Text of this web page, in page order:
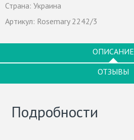
Страна: Украина
Артикул: Rosemary 2242/3
ОПИСАНИЕ
ОТЗЫВЫ
Подробности